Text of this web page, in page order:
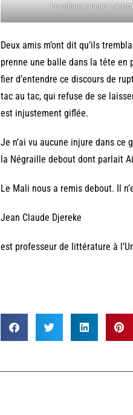
Le colonel-premier
Deux amis m’ont dit qu’ils
prenne une balle dans la tête en
fier d’entendre ce discours de
tac au tac, qui refuse de se
est injustement giflée.
Je n’ai vu aucune injure dans ce
la Négraille debout dont parlait
Le Mali nous a remis debout. Il
Jean Claude Djereke
est professeur de littérature à